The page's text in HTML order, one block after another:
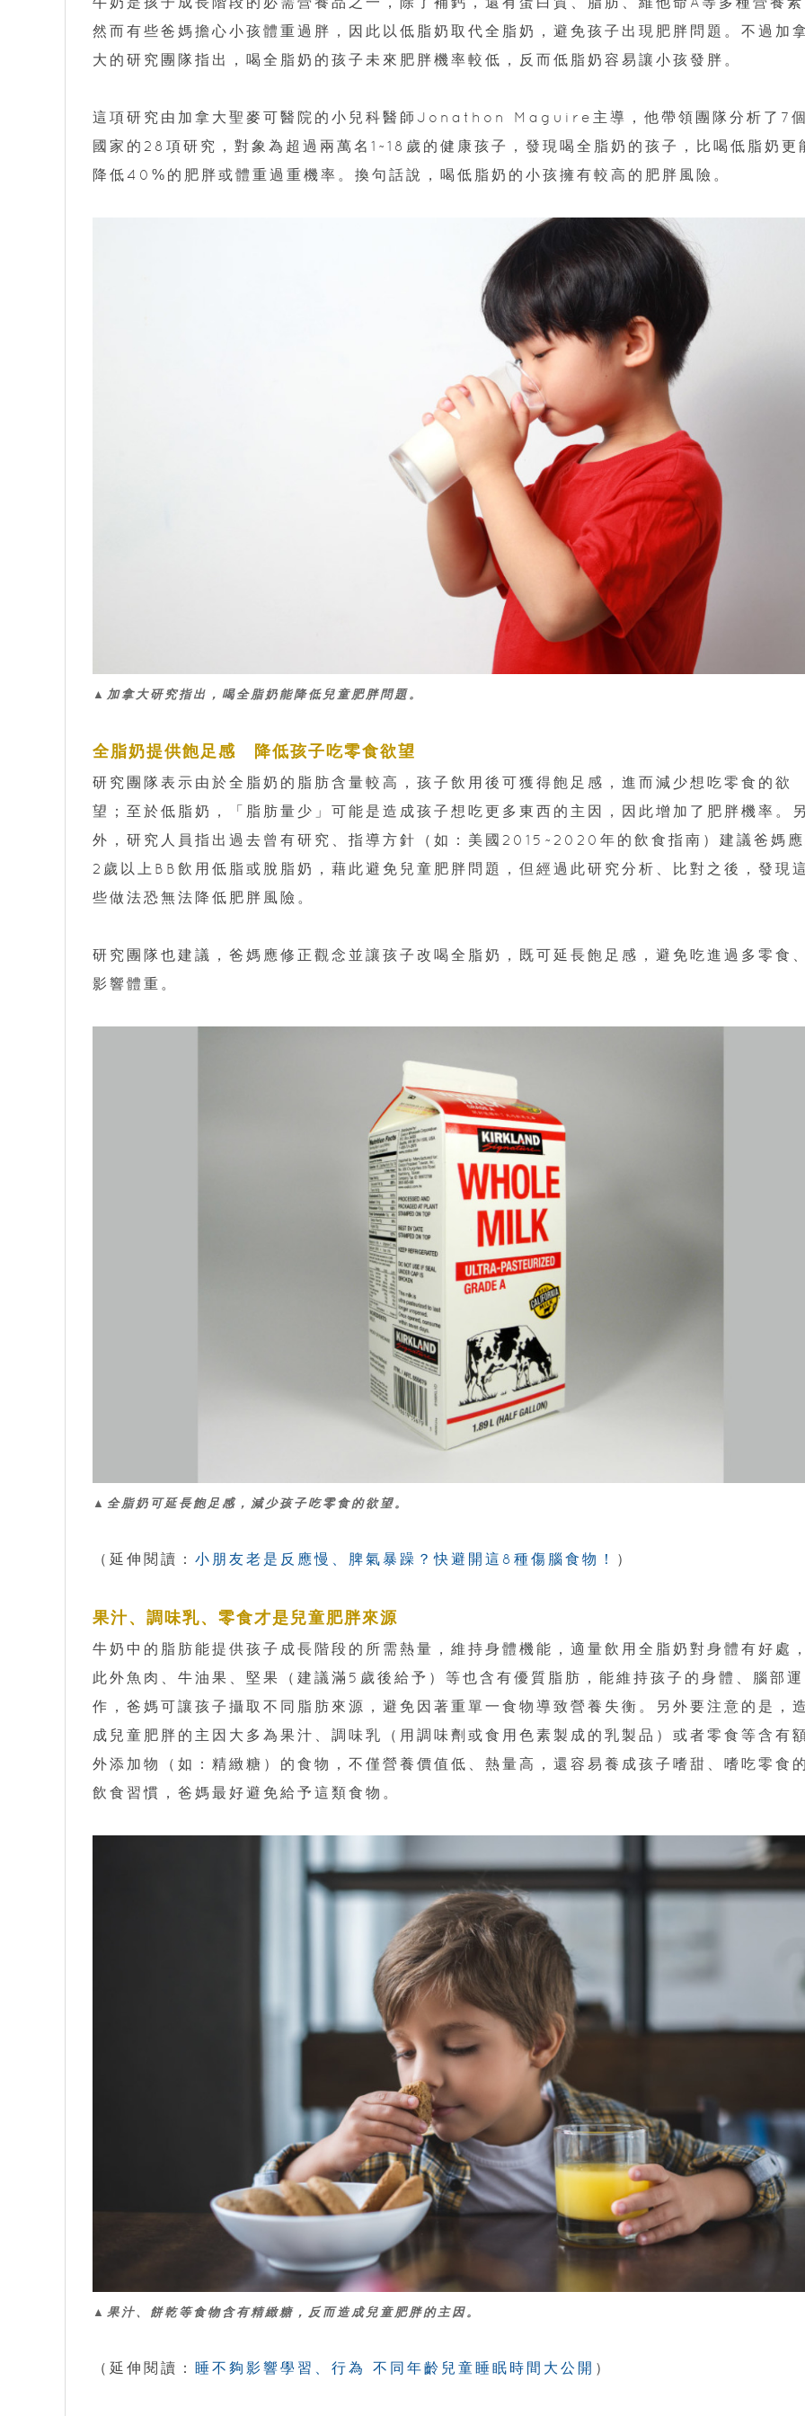
然而有些爸媽擔心小孩體重過胖，因此以低脂奶取代全脂奶，避免孩子出現肥胖問題。不過加拿
大的研究團隊指出，喝全脂奶的孩子未來肥胖機率較低，反而低脂奶容易讓小孩發胖。
這項研究由加拿大聖麥可醫院的小兒科醫師Jonathon Maguire主導，他帶領團隊分析了7個
國家的28項研究，對象為超過兩萬名1~18歲的健康孩子，發現喝全脂奶的孩子，比喝低脂奶更
降低40%的肥胖或體重過重機率。換句話說，喝低脂奶的小孩擁有較高的肥胖風險。
▲加拿大研究指出，喝全脂奶能降低兒童肥胖問題。
全脂奶提供飽足感 降低孩子吃零食欲望
研究團隊表示由於全脂奶的脂肪含量較高，孩子飲用後可獲得飽足感，進而減少想吃零食的欲
望；至於低脂奶，「脂肪量少」可能是造成孩子想吃更多東西的主因，因此增加了肥胖機率。另
外，研究人員指出過去曾有研究、指導方針（如：美國2015~2020年的飲食指南）建議爸媽應
2歲以上BB飲用低脂或脫脂奶，藉此避免兒童肥胖問題，但經過此研究分析、比對之後，發現這
些做法恐無法降低肥胖風險。
研究團隊也建議，爸媽應修正觀念並讓孩子改喝全脂奶，既可延長飽足感，避免吃進過多零食、
影響體重。
▲全脂奶可延長飽足感，減少孩子吃零食的欲望。
（延伸閱讀： 小朋友老是反應慢、脾氣暴躁？快避開這8種傷腦食物！ ）
果汁、調味乳、零食才是兒童肥胖來源
牛奶中的脂肪能提供孩子成長階段的所需熱量，維持身體機能，適量飲用全脂奶對身體有好處，
此外魚肉、牛油果、堅果（建議滿5歲後給予）等也含有優質脂肪，能維持孩子的身體、腦部運
作，爸媽可讓孩子攝取不同脂肪來源，避免因著重單一食物導致營養失衡。另外要注意的是，造
成兒童肥胖的主因大多為果汁、調味乳（用調味劑或食用色素製成的乳製品）或者零食等含有
外添加物（如：精緻糖）的食物，不僅營養價值低、熱量高，還容易養成孩子嗜甜、嗜吃零食的
飲食習慣，爸媽最好避免給予這類食物。
▲果汁、餅乾等食物含有精緻糖，反而造成兒童肥胖的主因。
（延伸閱讀： 睡不夠影響學習、行為 不同年齡兒童睡眠時間大公開 ）